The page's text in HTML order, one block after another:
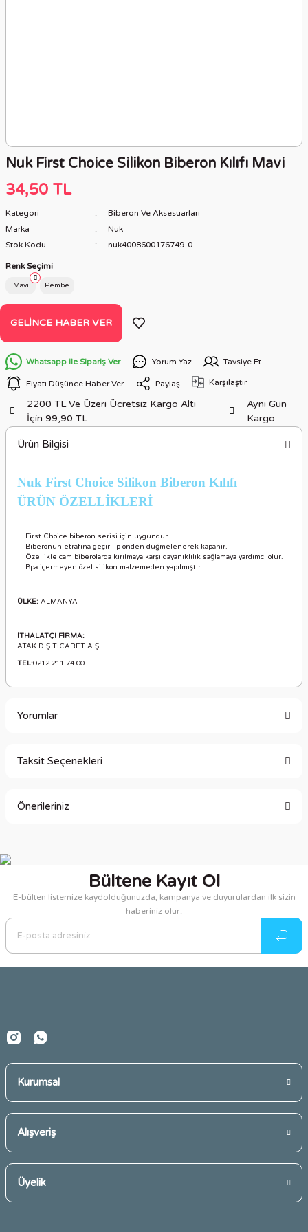
Nuk First Choice Silikon Biberon Kılıfı Mavi
34,50 TL
Kategori
Biberon Ve Aksesuarları
Marka
Nuk
Stok Kodu
nuk4008600176749-0
Renk Seçimi
Mavi Pembe
GELINCE HABER VER
Whatsapp ile Sipariş Ver Yorum Yaz Tavsiye Et
Fiyatı Düşünce Haber Ver Paylaş Karşılaştır
2200 TL Ve Üzeri Ücretsiz Kargo Altı
İçin 99,90 TL
Aynı Gün
Kargo
Ürün Bilgisi
Nuk First Choice Silikon Biberon Kılıfı
ÜRÜN ÖZELLİKLERİ
First Choice biberon serisi için uygundur.
Biberonun etrafına geçirilip önden düğmelenerek kapanır.
Özellikle cam biberolarda kırılmaya karşı dayanıklılık sağlamaya yardımcı olur.
Bpa içermeyen özel silikon malzemeden yapılmıştır.
ÜLKE: ALMANYA
İTHALATÇI FİRMA:
ATAK DIŞ TİCARET A.Ş
TEL:0212 211 74 00
Yorumlar
Taksit Seçenekleri
Önerileriniz
Görüş ve önerileriniz için teşekkür ederiz.
Ürün resmi kalitesiz, bozuk veya görüntülenemiyor.
Ürün açıklamasında eksik bilgiler bulunuyor.
Ürün bilgilerinde hatalar bulunuyor.
Bültene Kayıt Ol
E-bülten listemize kaydolduğunuzda, kampanya ve duyurulardan ilk sizin
haberiniz olur.
Kurumsal
Alışveriş
Üyelik